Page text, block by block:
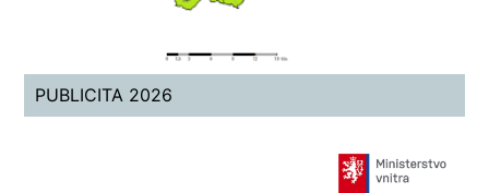
PUBLICITA 2026